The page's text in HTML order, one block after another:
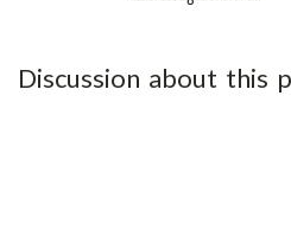
Discussion about this